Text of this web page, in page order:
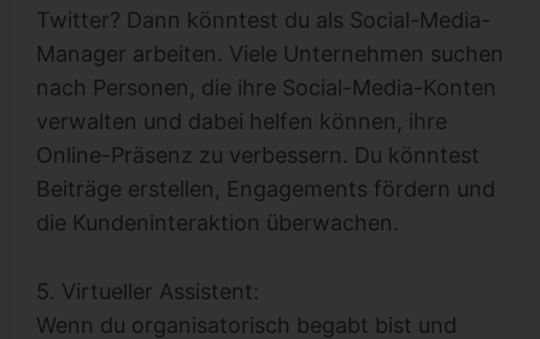
Twitter? Dann könntest du als Social-Media-
Manager arbeiten. Viele Unternehmen suchen
nach Personen, die ihre Social-Media-Konten
verwalten und dabei helfen können, ihre
Online-Präsenz zu verbessern. Du könntest
Beiträge erstellen, Engagements fördern und
die Kundeninteraktion überwachen.
5. Virtueller Assistent:
Wenn du organisatorisch begabt bist und